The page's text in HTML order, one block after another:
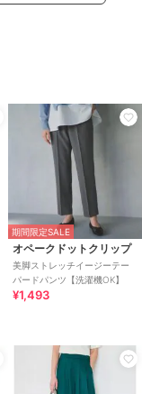
期間限定SALE
オペークドットクリップ
美脚ストレッチイージーテー
パードパンツ【洗濯機OK】
¥1,493